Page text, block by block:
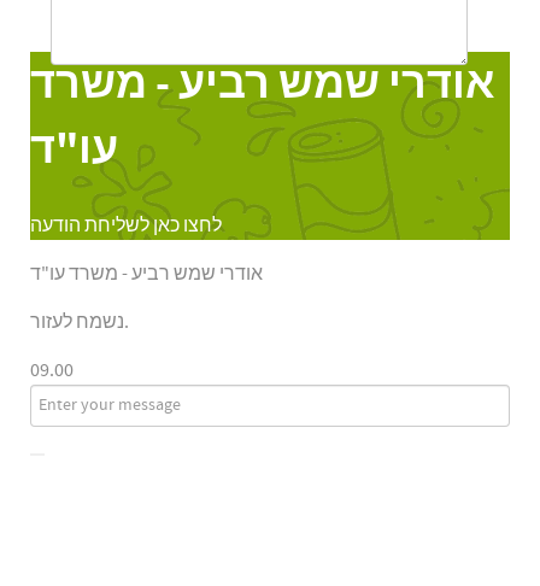
אודרי שמש רביע - משרד
עו"ד
לחצו כאן לשליחת הודעה
אודרי שמש רביע - משרד עו"ד
נשמח לעזור.
09.00